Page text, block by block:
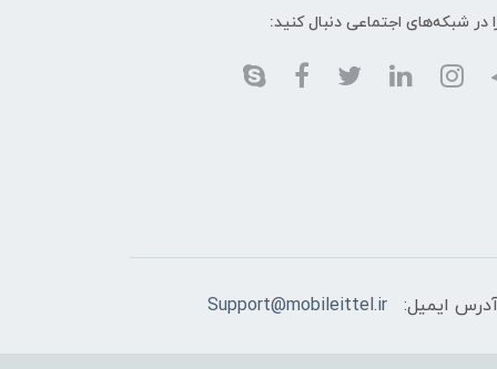
در شبکه‌های اجتماعی دنبال کنید:
ایمیل: Support@mobileittel.ir